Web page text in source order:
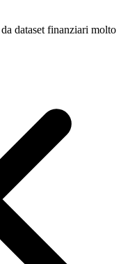
dataset finanziari molto